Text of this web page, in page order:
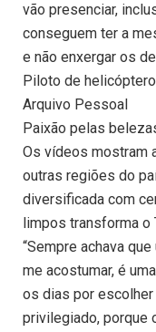
vão presenciar,
conseguem ter a
e não enxergar os
Piloto de
Arquivo Pessoal
Paixão pelas
Os vídeos mostram
outras regiões do
diversificada com
limpos transforma o
“Sempre achava
me acostumar, é
os dias por
privilegiado, porque